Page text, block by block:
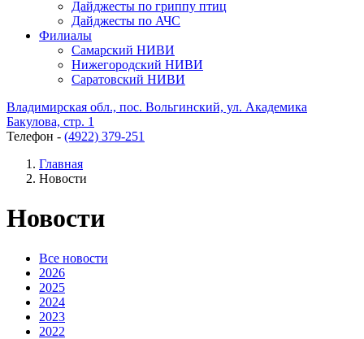
Дайджесты по гриппу птиц
Дайджесты по АЧС
Филиалы
Самарский НИВИ
Нижегородский НИВИ
Саратовский НИВИ
Владимирская обл., пос. Вольгинский, ул. Академика
Бакулова, стр. 1
Телефон - (4922) 379-251
Главная
Новости
Новости
Все новости
2026
2025
2024
2023
2022